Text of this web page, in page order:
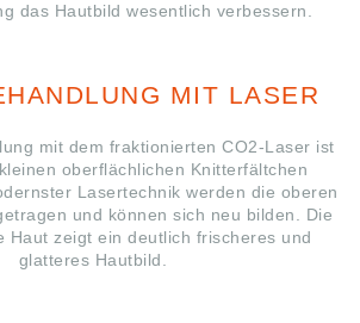
das Hautbild wesentlich verbessern.
MIT LASER
mit dem fraktionierten CO2-Laser ist
oberflächlichen Knitterfältchen
Lasertechnik werden die oberen
und können sich neu bilden. Die
Haut zeigt ein deutlich frischeres und
glatteres Hautbild.